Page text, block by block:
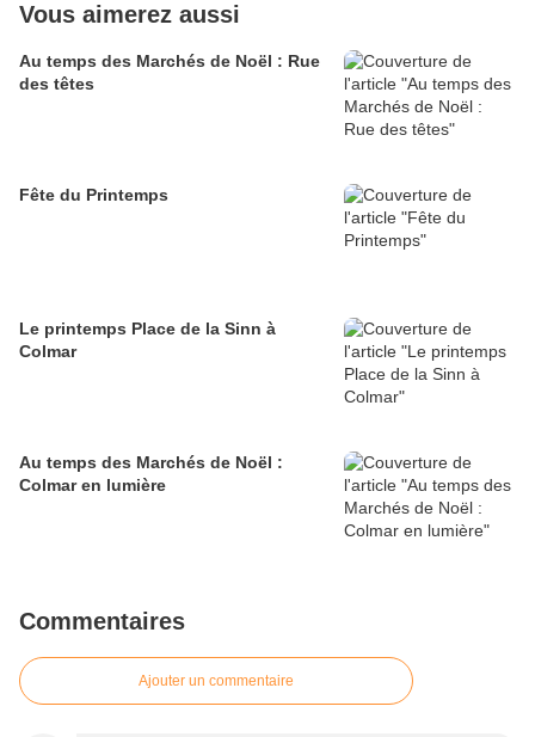
Vous aimerez aussi
Au temps des Marchés de Noël : Rue
des têtes
Fête du Printemps
Le printemps Place de la Sinn à
Colmar
Au temps des Marchés de Noël :
Colmar en lumière
Commentaires
Ajouter un commentaire